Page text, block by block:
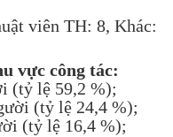
viên TH: 8, Khác:
vực công tác:
(tỷ lệ 59,2 %);
(tỷ lệ 24,4 %);
(tỷ lệ 16,4 %);